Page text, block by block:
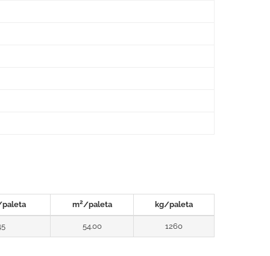
m2/paleta kg/paleta
54.00 1260